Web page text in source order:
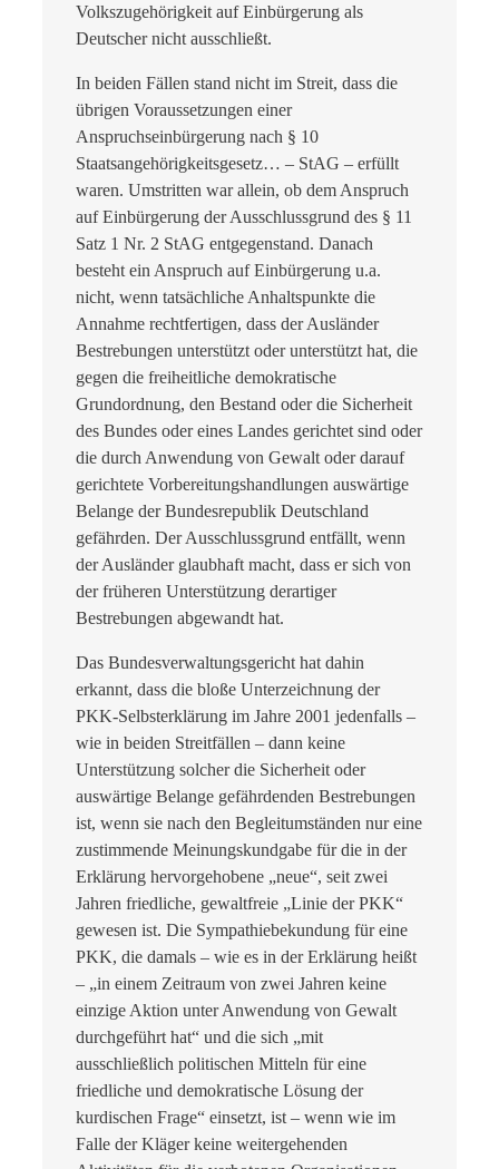
Volkszugehörigkeit auf Einbürgerung als
Deutscher nicht ausschließt.
In beiden Fällen stand nicht im Streit, dass die
übrigen Voraussetzungen einer
Anspruchseinbürgerung nach § 10
Staatsangehörigkeitsgesetz… – StAG – erfüllt
waren. Umstritten war allein, ob dem Anspruch
auf Einbürgerung der Ausschlussgrund des § 11
Satz 1 Nr. 2 StAG entgegenstand. Danach
besteht ein Anspruch auf Einbürgerung u.a.
nicht, wenn tatsächliche Anhaltspunkte die
Annahme rechtfertigen, dass der Ausländer
Bestrebungen unterstützt oder unterstützt hat, die
gegen die freiheitliche demokratische
Grundordnung, den Bestand oder die Sicherheit
des Bundes oder eines Landes gerichtet sind oder
die durch Anwendung von Gewalt oder darauf
gerichtete Vorbereitungshandlungen auswärtige
Belange der Bundesrepublik Deutschland
gefährden. Der Ausschlussgrund entfällt, wenn
der Ausländer glaubhaft macht, dass er sich von
der früheren Unterstützung derartiger
Bestrebungen abgewandt hat.
Das Bundesverwaltungsgericht hat dahin
erkannt, dass die bloße Unterzeichnung der
PKK-Selbsterklärung im Jahre 2001 jedenfalls –
wie in beiden Streitfällen – dann keine
Unterstützung solcher die Sicherheit oder
auswärtige Belange gefährdenden Bestrebungen
ist, wenn sie nach den Begleitumständen nur eine
zustimmende Meinungskundgabe für die in der
Erklärung hervorgehobene „neue“, seit zwei
Jahren friedliche, gewaltfreie „Linie der PKK“
gewesen ist. Die Sympathiebekundung für eine
PKK, die damals – wie es in der Erklärung heißt
– „in einem Zeitraum von zwei Jahren keine
einzige Aktion unter Anwendung von Gewalt
durchgeführt hat“ und die sich „mit
ausschließlich politischen Mitteln für eine
friedliche und demokratische Lösung der
kurdischen Frage“ einsetzt, ist – wenn wie im
Falle der Kläger keine weitergehenden